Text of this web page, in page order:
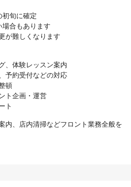
初旬に確定
合もあります
が難しくなります
、体験レッスン案内
予約受付などの対応
頓
ト企画・運営
ト
内、店内清掃などフロント業務全般を